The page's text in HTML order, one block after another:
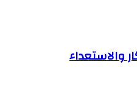
والاستعداء